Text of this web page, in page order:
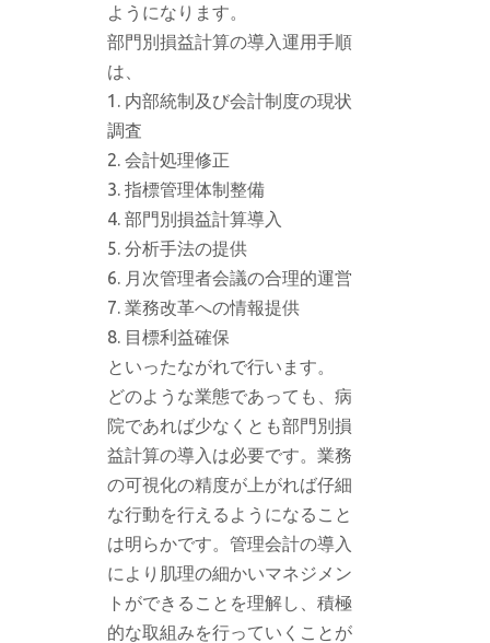
ようになります。
部門別損益計算の導入運用手順
は、
内部統制及び会計制度の現状
調査
会計処理修正
指標管理体制整備
部門別損益計算導入
分析手法の提供
月次管理者会議の合理的運営
業務改革への情報提供
目標利益確保
といったながれで行います。
どのような業態であっても、病
院であれば少なくとも部門別損
益計算の導入は必要です。業務
の可視化の精度が上がれば仔細
な行動を行えるようになること
は明らかです。管理会計の導入
により肌理の細かいマネジメン
トができることを理解し、積極
的な取組みを行っていくことが